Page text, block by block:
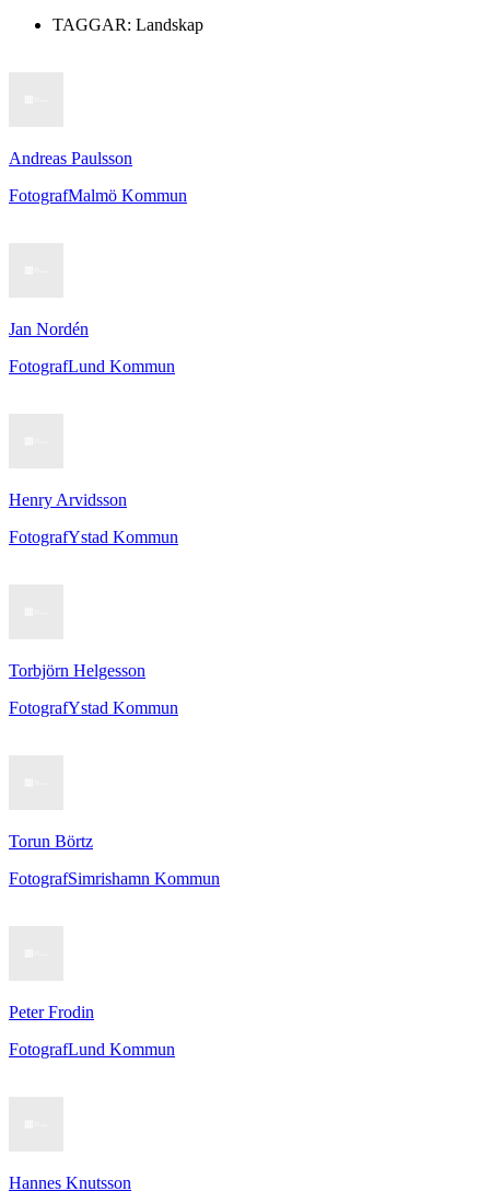
TAGGAR: Landskap
Andreas Paulsson
FotografMalmö Kommun
Jan Nordén
FotografLund Kommun
Henry Arvidsson
FotografYstad Kommun
Torbjörn Helgesson
FotografYstad Kommun
Torun Börtz
FotografSimrishamn Kommun
Peter Frodin
FotografLund Kommun
Hannes Knutsson